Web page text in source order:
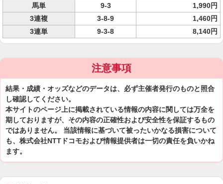
馬単
9-3
1,990円
3連複
3-8-9
1,460円
3連単
9-3-8 8,140円
注意事項
結果・成績・オッズなどのデータは、必ず主催者発行のものと照合
し確認してください。
本サイトのページ上に掲載されている情報の内容に関しては万全を
期しておりますが、その内容の正確性および安全性を保証するもの
ではありません。 当該情報に基づいて被ったいかなる損害について
も、株式会社NTTドコモおよび情報提供者は一切の責任を負いかね
ます。